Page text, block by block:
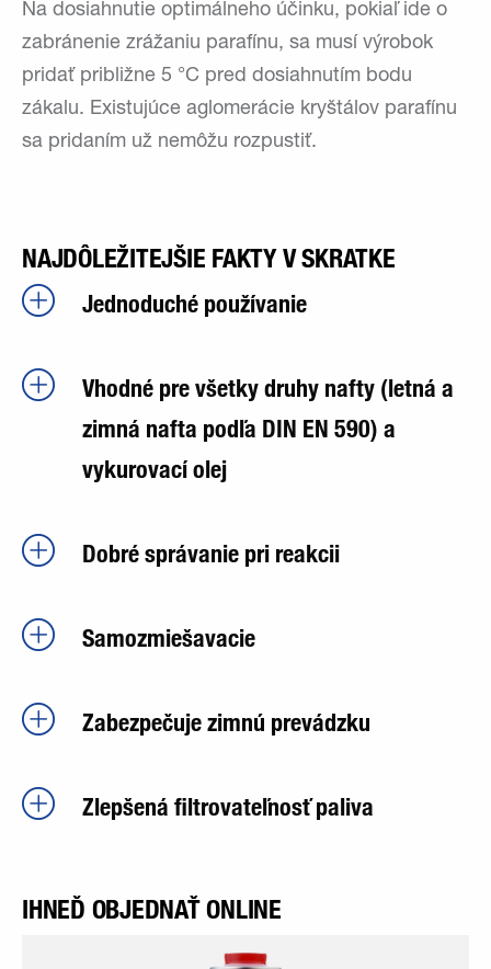
Na dosiahnutie optimálneho účinku, pokiaľ ide o
zabránenie zrážaniu parafínu, sa musí výrobok
pridať približne 5 °C pred dosiahnutím bodu
zákalu. Existujúce aglomerácie kryštálov parafínu
sa pridaním už nemôžu rozpustiť.
NAJDÔLEŽITEJŠIE FAKTY V SKRATKE
Jednoduché používanie
Vhodné pre všetky druhy nafty (letná a
zimná nafta podľa DIN EN 590) a
vykurovací olej
Dobré správanie pri reakcii
Samozmiešavacie
Zabezpečuje zimnú prevádzku
Zlepšená filtrovateľnosť paliva
IHNEĎ OBJEDNAŤ ONLINE